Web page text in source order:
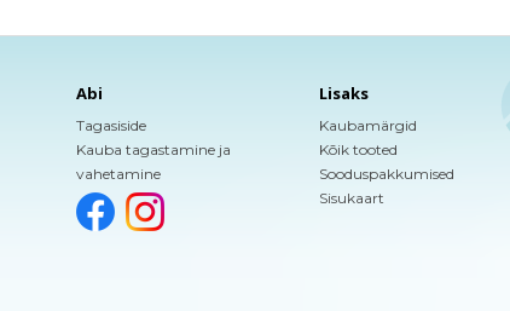
Abi
Tagasiside
Kauba tagastamine ja
vahetamine
Lisaks
Kaubamärgid
Kõik tooted
Sooduspakkumised
Sisukaart